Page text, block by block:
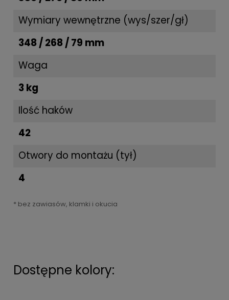
Wymiary wewnętrzne (wys/szer/gł)
348 / 268 / 79 mm
Waga
3 kg
Ilość haków
42
Otwory do montażu (tył)
4
* bez zawiasów, klamki i okucia
Dostępne kolory: